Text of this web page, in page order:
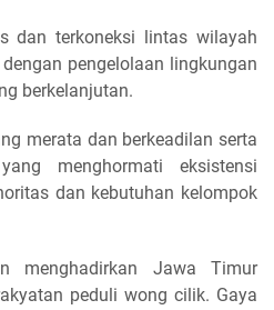
dan terkoneksi lintas wilayah
pengelolaan lingkungan
berkelanjutan.
merata dan berkeadilan serta
menghormati eksistensi
dan kebutuhan kelompok
menghadirkan Jawa Timur
peduli wong cilik. Gaya